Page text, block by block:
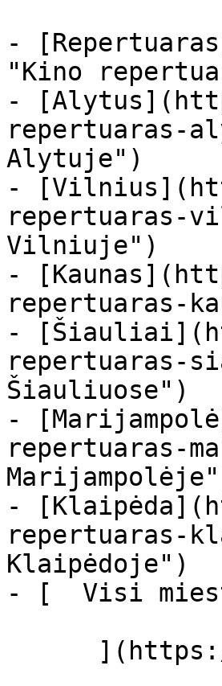
-
"Kino
-
repertuaras-
Alytuje")
-
repertuaras-
Vilniuje")
-
repertuaras-
-
repertuaras-
Šiauliuose")
-
repertuaras-
-
repertuaras-
Klaipėdoje")
- [  Visi